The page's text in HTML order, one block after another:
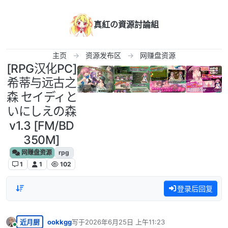
真紅の資源討論組
主页 资源发布区 网赚盘资源
[RPG汉化PC]
希蒂与远古之
森 セイディと
いにしえの森
v1.3 [FM/BD
350M]
网赚盘资源
rpg
1
1 102
登录后回复
近月厨 ookkgg写于2026年6月25日 上午11:23
最后由 编辑